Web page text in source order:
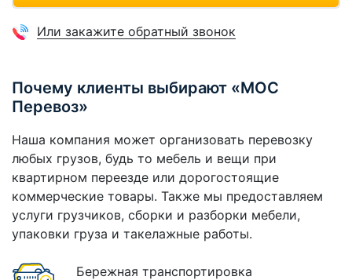
Или закажите обратный звонок
Почему клиенты выбирают «МОС
Перевоз»
Наша компания может организовать перевозку
любых грузов, будь то мебель и вещи при
квартирном переезде или дорогостоящие
коммерческие товары. Также мы предоставляем
услуги грузчиков, сборки и разборки мебели,
упаковки груза и такелажные работы.
Бережная транспортировка